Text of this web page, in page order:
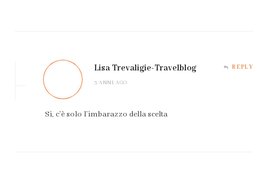
Lisa Trevaligie-Travelblog
3 ANNI AGO
REPLY
Si, c’è solo l’imbarazzo della scelta